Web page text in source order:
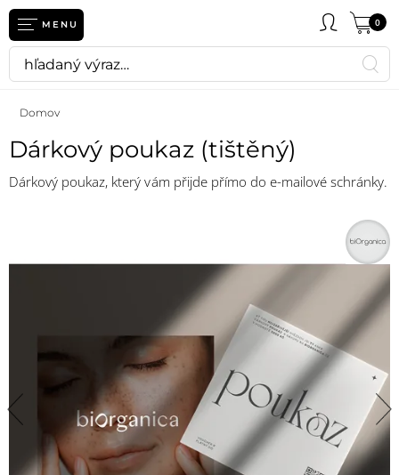
MENU 0
Domov
Dárkový poukaz (tištěný)
Dárkový poukaz, který vám přijde přímo do e-mailové schránky.